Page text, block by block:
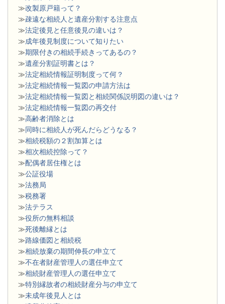
≫改製原戸籍って？
≫疎遠な相続人と遺産分割する注意点
≫法定後見と任意後見の違いは？
≫成年後見制度について知りたい
≫期限付きの相続手続きってあるの？
≫遺産分割証明書とは？
≫法定相続情報証明制度って何？
≫法定相続情報一覧図の申請方法は
≫法定相続情報一覧図と相続関係説明図の違いは？
≫法定相続情報一覧図の再交付
≫高齢者消除とは
≫同時に相続人が死んだらどうなる？
≫相続税額の２割加算とは
≫相次相続控除って？
≫配偶者居住権とは
≫公証役場
≫法務局
≫税務署
≫法テラス
≫役所の無料相談
≫死後離縁とは
≫路線価図と相続税
≫相続放棄の期間伸長の申立て
≫不在者財産管理人の選任申立て
≫相続財産管理人の選任申立て
≫特別縁故者の相続財産分与の申立て
≫未成年後見人とは